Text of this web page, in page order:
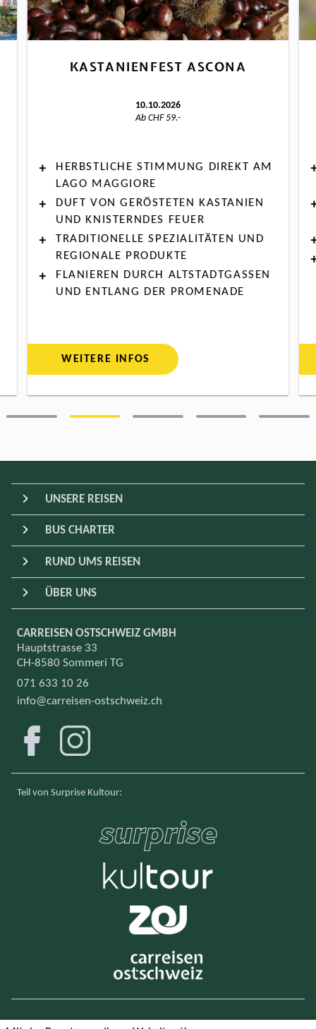
KASTANIENFEST ASCONA
10.10.2026
Ab CHF 59.-
HERBSTLICHE STIMMUNG DIREKT AM
LAGO MAGGIORE
DUFT VON GERÖSTETEN KASTANIEN
UND KNISTERNDES FEUER
TRADITIONELLE SPEZIALITÄTEN UND
REGIONALE PRODUKTE
FLANIEREN DURCH ALTSTADTGASSEN
UND ENTLANG DER PROMENADE
WEITERE INFOS
UNSERE REISEN
BUS CHARTER
RUND UMS REISEN
ÜBER UNS
CARREISEN OSTSCHWEIZ GMBH
Hauptstrasse 33
CH-8580 Sommeri TG
071 633 10 26
info@carreisen-ostschweiz.ch
FacebookInstagram
Teil von Surprise Kultour: